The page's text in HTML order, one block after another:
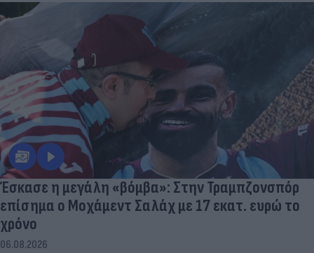
Έσκασε η μεγάλη «βόμβα»: Στην Τραμπζονσπόρ
επίσημα ο Μοχάμεντ Σαλάχ με 17 εκατ. ευρώ το
χρόνο
06.08.2026